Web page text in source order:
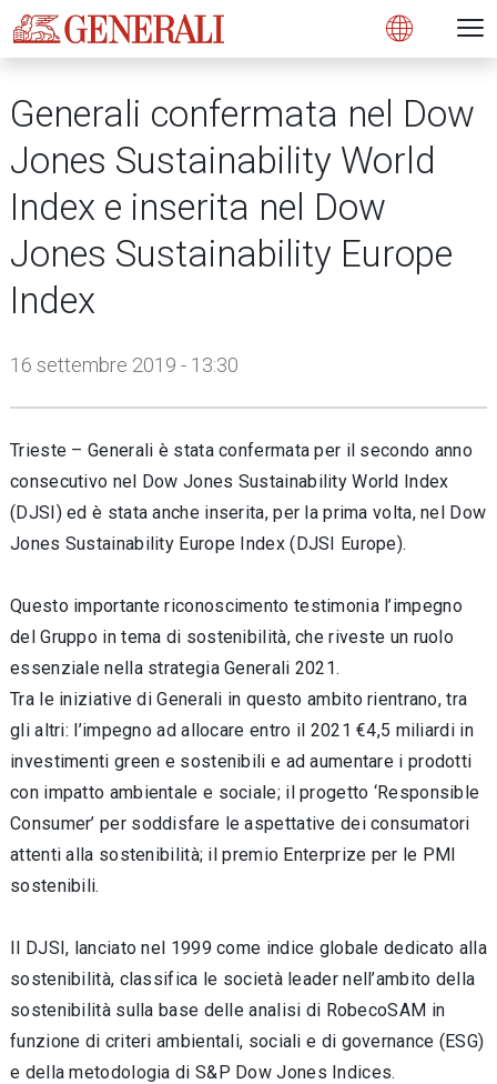
Open
Generali confermata nel Dow
Jones Sustainability World
Index e inserita nel Dow
Jones Sustainability Europe
Index
16 settembre 2019 - 13:30
Trieste – Generali è stata confermata per il secondo anno
consecutivo nel Dow Jones Sustainability World Index
(DJSI) ed è stata anche inserita, per la prima volta, nel Dow
Jones Sustainability Europe Index (DJSI Europe).
Questo importante riconoscimento testimonia l’impegno
del Gruppo in tema di sostenibilità, che riveste un ruolo
essenziale nella strategia Generali 2021.
Tra le iniziative di Generali in questo ambito rientrano, tra
gli altri: l’impegno ad allocare entro il 2021 €4,5 miliardi in
investimenti green e sostenibili e ad aumentare i prodotti
con impatto ambientale e sociale; il progetto ‘Responsible
Consumer’ per soddisfare le aspettative dei consumatori
attenti alla sostenibilità; il premio Enterprize per le PMI
sostenibili.
Il DJSI, lanciato nel 1999 come indice globale dedicato alla
sostenibilità, classifica le società leader nell’ambito della
sostenibilità sulla base delle analisi di RobecoSAM in
funzione di criteri ambientali, sociali e di governance (ESG)
e della metodologia di S&P Dow Jones Indices.